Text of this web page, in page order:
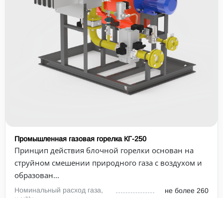
Промышленная газовая горелка КГ-250
Принцип действия блочной горелки основан на
струйном смешении природного газа с воздухом и
образован...
Номинальный расход газа,
не более 260